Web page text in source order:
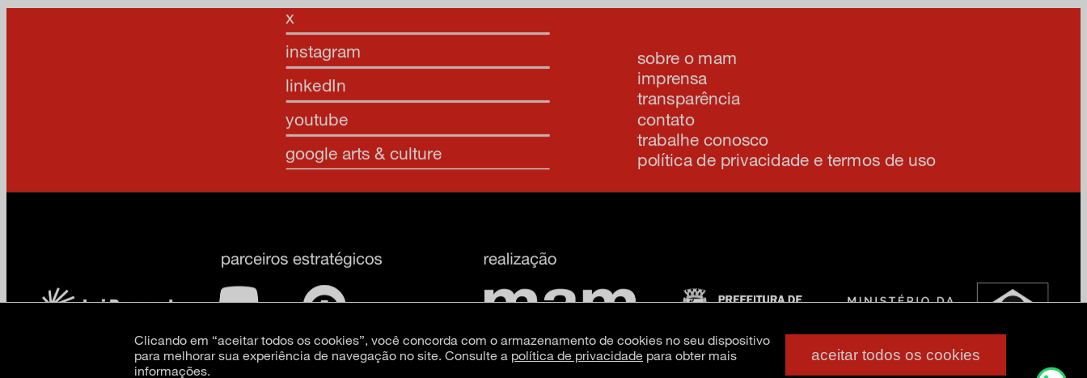
x
instagram
linkedIn
youtube
google arts & culture
sobre o mam
imprensa
transparência
contato
trabalhe conosco
política de privacidade e termos de uso
Clicando em “aceitar todos os cookies”, você concorda com o armazenamento de cookies no seu dispositivo
para melhorar sua experiência de navegação no site. Consulte a política de privacidade para obter mais
informações.
aceitar todos os cookies